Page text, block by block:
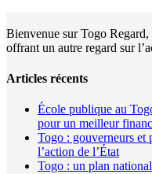
Bienvenue sur Togo
offrant un autre regard sur
Articles récents
École publique au
pour un meilleur
Togo : gouverneurs et
l’action de l’État
Togo : un plan